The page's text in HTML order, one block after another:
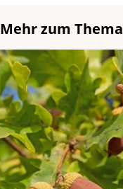
Mehr zum Thema